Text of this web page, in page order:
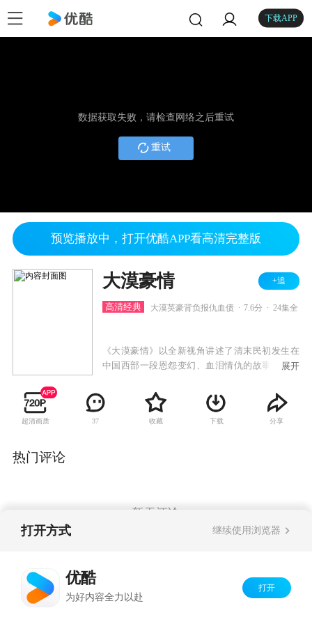
下载APP
数据获取失败，请检查网络之后重试
重试
预览播放中，打开优酷APP看高清完整版
大漠豪情 +追
高清经典 大漠英豪背负报仇血债 7.6分 24集全
《大漠豪情》以全新视角讲述了清末民初发生在
中国西部一段恩怨变幻、血泪情仇的故事，该剧
节奏，情节紧凑扣人心弦。
展开
超清画质 37 收藏 下载 分享
热门评论
暂无评论
打开方式 继续使用浏览器
优酷
为好内容全力以赴
打开